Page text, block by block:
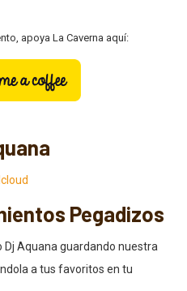
apoya La Caverna aquí:
Pegadizos
Aquana guardando nuestra
a tus favoritos en tu